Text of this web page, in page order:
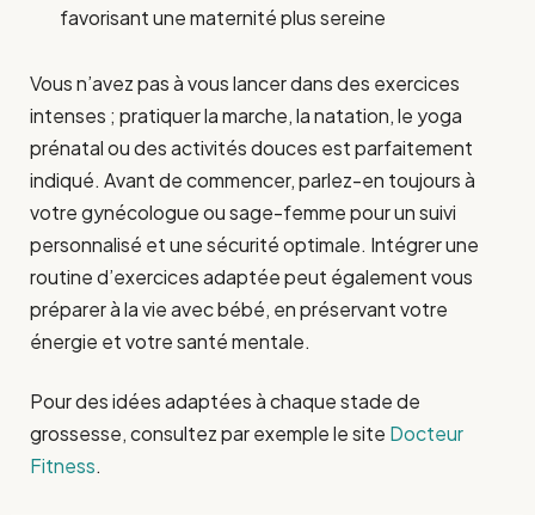
favorisant une maternité plus sereine
Vous n’avez pas à vous lancer dans des exercices
intenses ; pratiquer la marche, la natation, le yoga
prénatal ou des activités douces est parfaitement
indiqué. Avant de commencer, parlez-en toujours à
votre gynécologue ou sage-femme pour un suivi
personnalisé et une sécurité optimale. Intégrer une
routine d’exercices adaptée peut également vous
préparer à la vie avec bébé, en préservant votre
énergie et votre santé mentale.
Pour des idées adaptées à chaque stade de
grossesse, consultez par exemple le site Docteur
Fitness.